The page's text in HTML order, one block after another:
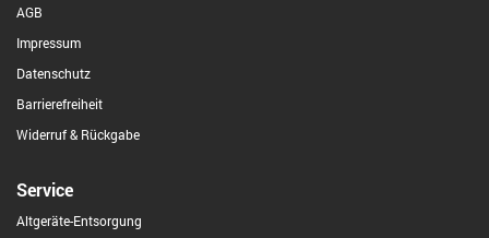
AGB
Impressum
Datenschutz
Barrierefreiheit
Widerruf & Rückgabe
Service
Altgeräte-Entsorgung